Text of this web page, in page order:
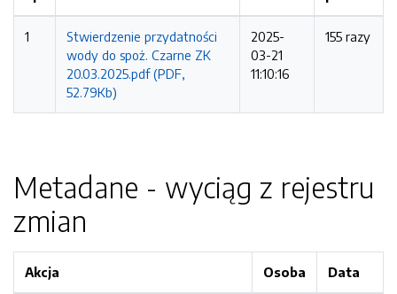
1
Stwierdzenie przydatności
wody do spoż. Czarne ZK
20.03.2025.pdf (PDF,
52.79Kb)
2025-
03-21
11:10:16
155 razy
Metadane - wyciąg z rejestru
zmian
Akcja Osoba Data